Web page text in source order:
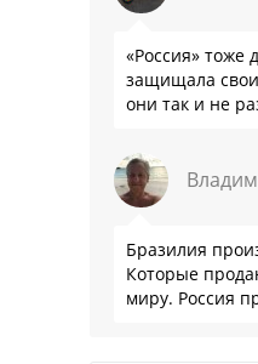
«Россия» тоже
защищала
они так и не
Бразилия
Которые
миру. Россия